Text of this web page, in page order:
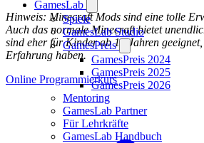
GamesLab
Spiele
GamesLab Studio
GamesPreis
GamesPreis 2024
GamesPreis 2025
GamesPreis 2026
Mentoring
GamesLab Partner
Für Lehrkräfte
GamesLab Handbuch
Hinweis: Minecraft Mods sind eine tolle
Auch das normale Minecraft bietet
sind eher für Kinder ab 10 Jahren
Erfahrung haben.
Online Programmierkurs